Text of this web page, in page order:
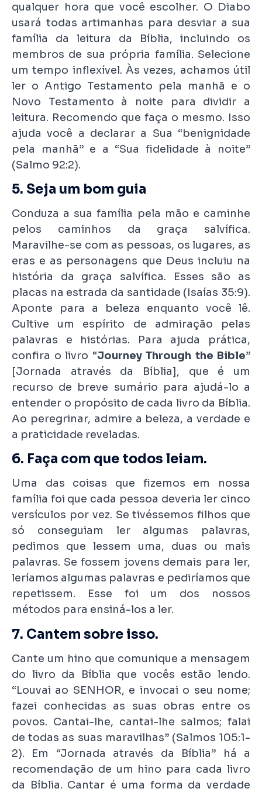
qualquer hora que você escolher. O Diabo
usará todas artimanhas para desviar a sua
família da leitura da Bíblia, incluindo os
membros de sua própria família. Selecione
um tempo inflexível. Às vezes, achamos útil
ler o Antigo Testamento pela manhã e o
Novo Testamento à noite para dividir a
leitura. Recomendo que faça o mesmo. Isso
ajuda você a declarar a Sua “benignidade
pela manhã” e a “Sua fidelidade à noite”
(Salmo 92:2).
5. Seja um bom guia
Conduza a sua família pela mão e caminhe
pelos caminhos da graça salvífica.
Maravilhe-se com as pessoas, os lugares, as
eras e as personagens que Deus incluiu na
história da graça salvífica. Esses são as
placas na estrada da santidade (Isaías 35:9).
Aponte para a beleza enquanto você lê.
Cultive um espírito de admiração pelas
palavras e histórias. Para ajuda prática,
confira o livro “Journey Through the Bible”
[Jornada através da Bíblia], que é um
recurso de breve sumário para ajudá-lo a
entender o propósito de cada livro da Bíblia.
Ao peregrinar, admire a beleza, a verdade e
a praticidade reveladas.
6. Faça com que todos leiam.
Uma das coisas que fizemos em nossa
família foi que cada pessoa deveria ler cinco
versículos por vez. Se tivéssemos filhos que
só conseguiam ler algumas palavras,
pedimos que lessem uma, duas ou mais
palavras. Se fossem jovens demais para ler,
leríamos algumas palavras e pediríamos que
repetissem. Esse foi um dos nossos
métodos para ensiná-los a ler.
7. Cantem sobre isso.
Cante um hino que comunique a mensagem
do livro da Bíblia que vocês estão lendo.
“Louvai ao SENHOR, e invocai o seu nome;
fazei conhecidas as suas obras entre os
povos. Cantai-lhe, cantai-lhe salmos; falai
de todas as suas maravilhas” (Salmos 105:1-
2). Em “Jornada através da Bíblia” há a
recomendação de um hino para cada livro
da Bíblia. Cantar é uma forma da verdade